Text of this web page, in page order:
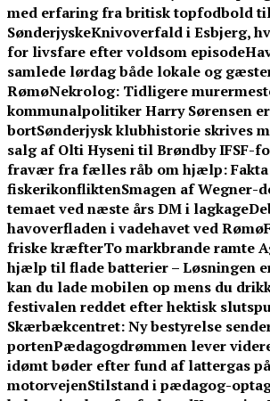
med erfaring fra britisk topfodbold
SønderjyskeKnivoverfald i Esbjerg,
for livsfare efter voldsom episode
samlede lørdag både lokale og
RømøNekrolog: Tidligere
kommunalpolitiker Harry Sørensen
bortSønderjysk klubhistorie skrives
salg af Olti Hyseni til Brøndby IFSF-
fravær fra fælles råb om hjælp:
fiskerikonfliktenSmagen af Wegner-
temaet ved næste års DM i lagkage
havoverfladen i vadehavet ved Rømø
friske kræfterTo markbrande ramte
hjælp til flade batterier – Løsningen
kan du lade mobilen op mens du
festivalen reddet efter hektisk
Skærbækcentret: Ny bestyrelse
portenPædagogdrømmen lever
idømt bøder efter fund af lattergas på
motorvejenStilstand i pædagog-